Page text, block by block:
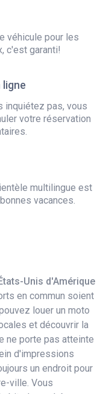
véhicule pour les
c'est garanti!
inquiétez pas, vous
votre réservation
multilingue est
vacances.
Unis d'Amérique
en commun soient
louer un moto
et découvrir la
ne porte pas atteinte
d'impressions
un endroit pour
ville. Vous